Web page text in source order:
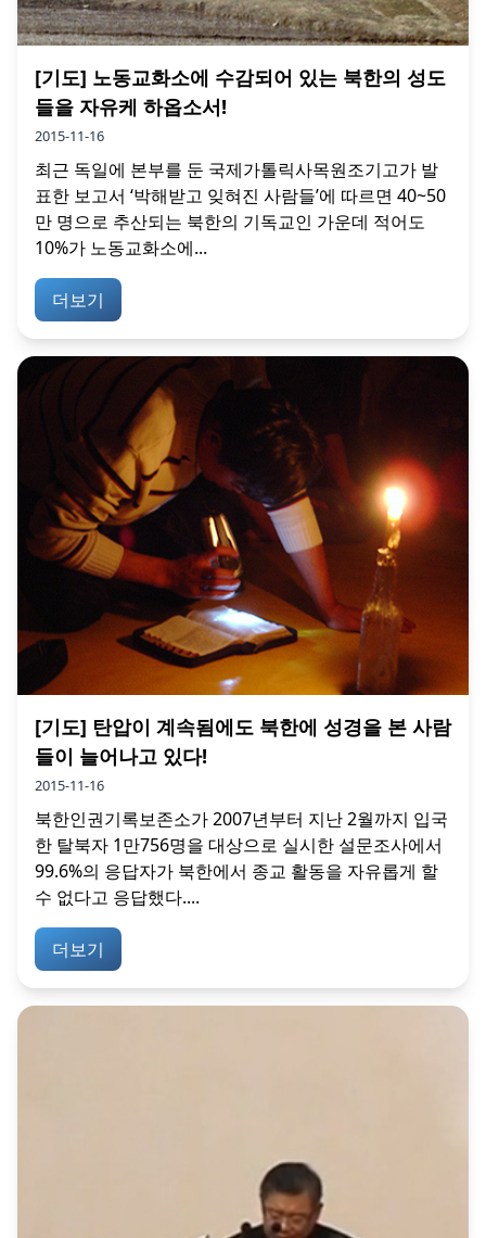
[기도] 노동교화소에 수감되어 있는 북한의 성도
들을 자유케 하옵소서!
2015-11-16
최근 독일에 본부를 둔 국제가톨릭사목원조기고가 발
표한 보고서 ‘박해받고 잊혀진 사람들’에 따르면 40~50
만 명으로 추산되는 북한의 기독교인 가운데 적어도
10%가 노동교화소에...
더보기
[기도] 탄압이 계속됨에도 북한에 성경을 본 사람
들이 늘어나고 있다!
2015-11-16
북한인권기록보존소가 2007년부터 지난 2월까지 입국
한 탈북자 1만756명을 대상으로 실시한 설문조사에서
99.6%의 응답자가 북한에서 종교 활동을 자유롭게 할
수 없다고 응답했다....
더보기